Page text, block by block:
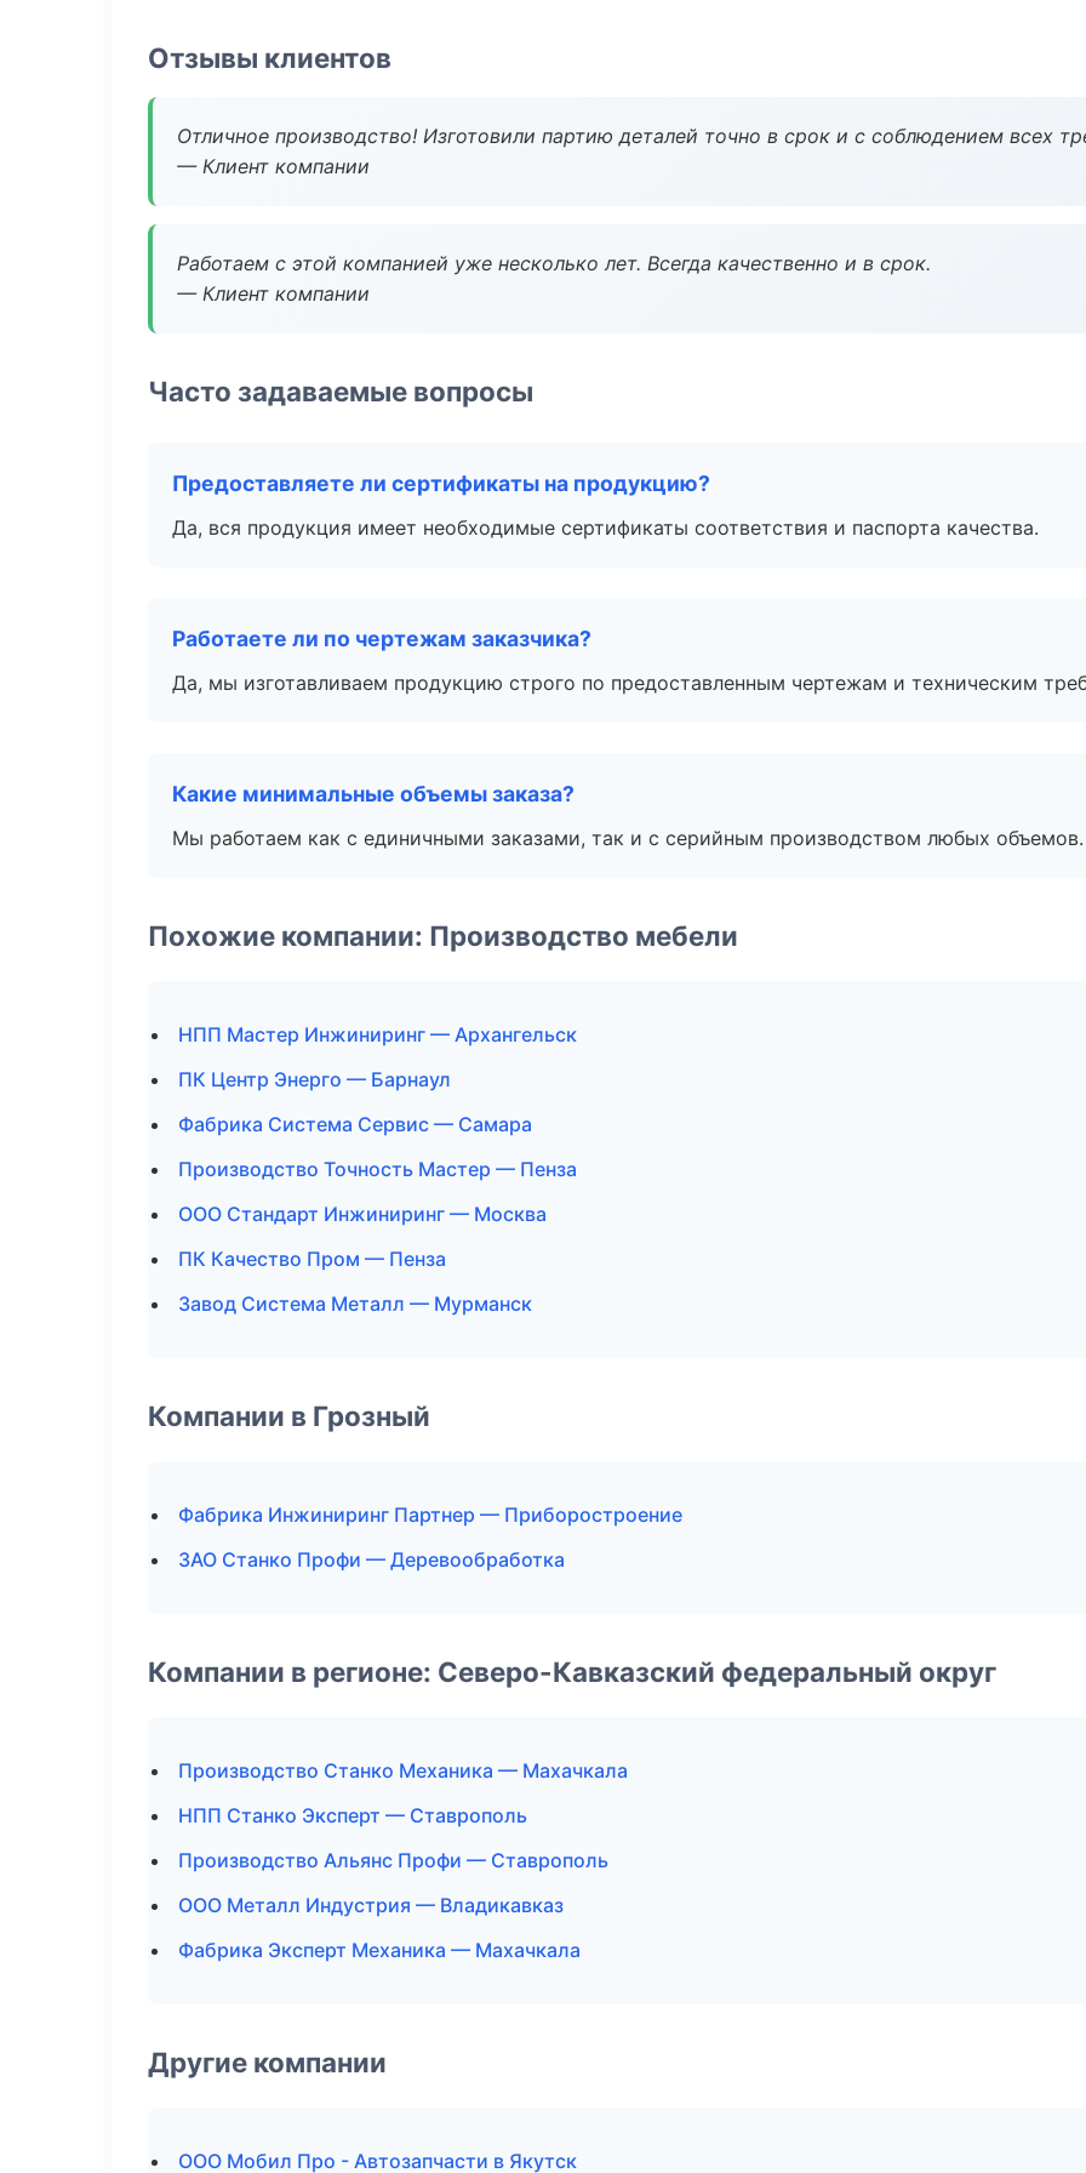
Отзывы клиентов
Отличное производство! Изготовили партию деталей точно в срок и с соблюдением всех
— Клиент компании
Работаем с этой компанией уже несколько лет. Всегда качественно и в срок.
— Клиент компании
Часто задаваемые вопросы
Предоставляете ли сертификаты на продукцию?
Да, вся продукция имеет необходимые сертификаты соответствия и паспорта качества.
Работаете ли по чертежам заказчика?
Да, мы изготавливаем продукцию строго по предоставленным чертежам и техническим
Какие минимальные объемы заказа?
Мы работаем как с единичными заказами, так и с серийным производством любых объемов.
Похожие компании: Производство мебели
НПП Мастер Инжиниринг — Архангельск
ПК Центр Энерго — Барнаул
Фабрика Система Сервис — Самара
Производство Точность Мастер — Пенза
ООО Стандарт Инжиниринг — Москва
ПК Качество Пром — Пенза
Завод Система Металл — Мурманск
Компании в Грозный
Фабрика Инжиниринг Партнер — Приборостроение
ЗАО Станко Профи — Деревообработка
Компании в регионе: Северо-Кавказский федеральный округ
Производство Станко Механика — Махачкала
НПП Станко Эксперт — Ставрополь
Производство Альянс Профи — Ставрополь
ООО Металл Индустрия — Владикавказ
Фабрика Эксперт Механика — Махачкала
Другие компании
ООО Мобил Про - Автозапчасти в Якутск